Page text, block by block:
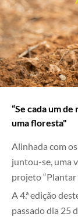
“Se cada um
uma floresta"
Alinhada com
juntou-se, uma
projeto “Plantar
A 4.ª edição
passado dia 25